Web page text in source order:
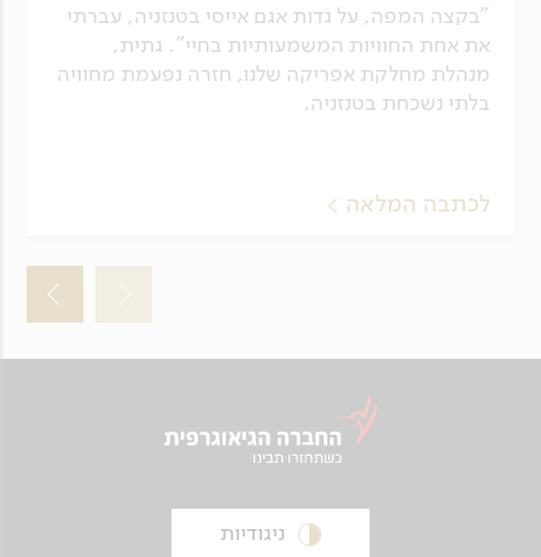
"בקצה המפה, על גדות אגם אייסי בטנזניה, עברתי
את אחת החוויות המשמעותיות בחיי". גתית,
מנהלת מחלקת אפריקה שלנו, חזרה נפעמת מחוויה
בלתי נשכחת בטנזניה.
לכתבה המלאה
ניגודיות